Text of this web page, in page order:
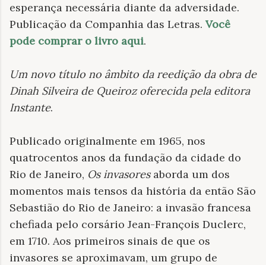
esperança necessária diante da adversidade.
Publicação da Companhia das Letras. Você
pode comprar o livro aqui.
Um novo título no âmbito da reedição da obra de
Dinah Silveira de Queiroz oferecida pela editora
Instante.
Publicado originalmente em 1965, nos
quatrocentos anos da fundação da cidade do
Rio de Janeiro, Os invasoresaborda um dos
momentos mais tensos da história da então São
Sebastião do Rio de Janeiro: a invasão francesa
chefiada pelo corsário Jean-François Duclerc,
em 1710. Aos primeiros sinais de que os
invasores se aproximavam, um grupo de